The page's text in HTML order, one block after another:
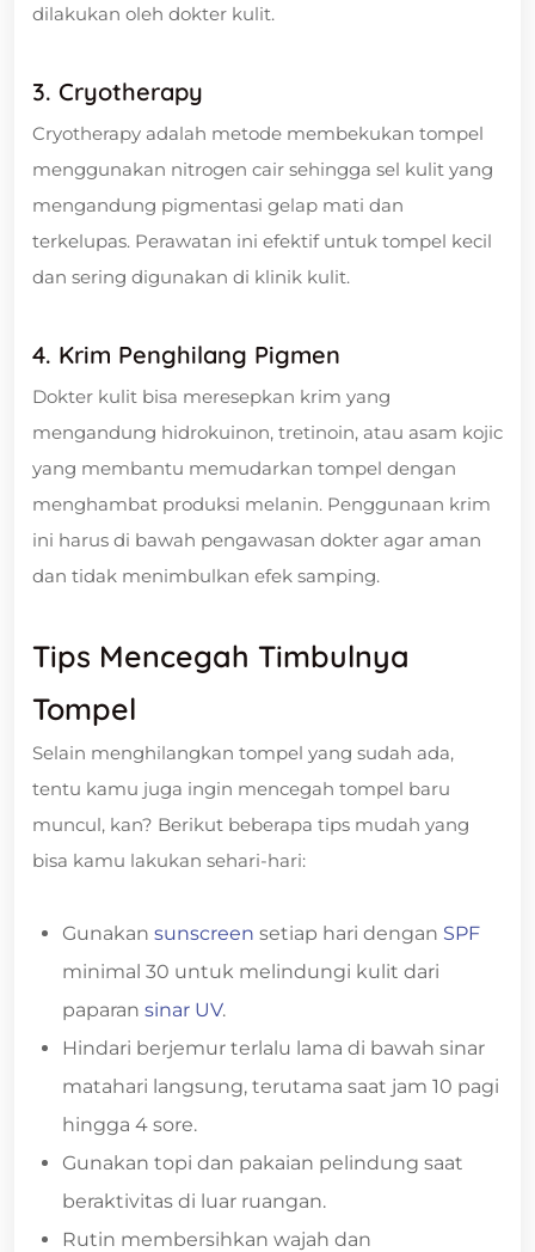
dilakukan oleh dokter kulit.
3. Cryotherapy
Cryotherapy adalah metode membekukan tompel
menggunakan nitrogen cair sehingga sel kulit yang
mengandung pigmentasi gelap mati dan
terkelupas. Perawatan ini efektif untuk tompel kecil
dan sering digunakan di klinik kulit.
4. Krim Penghilang Pigmen
Dokter kulit bisa meresepkan krim yang
mengandung hidrokuinon, tretinoin, atau asam kojic
yang membantu memudarkan tompel dengan
menghambat produksi melanin. Penggunaan krim
ini harus di bawah pengawasan dokter agar aman
dan tidak menimbulkan efek samping.
Tips Mencegah Timbulnya
Tompel
Selain menghilangkan tompel yang sudah ada,
tentu kamu juga ingin mencegah tompel baru
muncul, kan? Berikut beberapa tips mudah yang
bisa kamu lakukan sehari-hari:
Gunakan sunscreen setiap hari dengan SPF
minimal 30 untuk melindungi kulit dari
paparan sinar UV.
Hindari berjemur terlalu lama di bawah sinar
matahari langsung, terutama saat jam 10 pagi
hingga 4 sore.
Gunakan topi dan pakaian pelindung saat
beraktivitas di luar ruangan.
Rutin membersihkan wajah dan